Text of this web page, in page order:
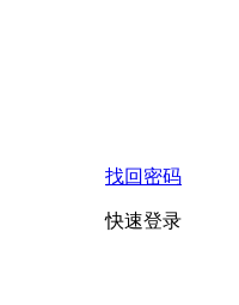
找回密码
快速登录